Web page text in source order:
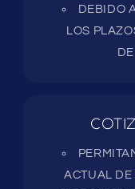
DEBIDO
LOS
ACTUAL DE